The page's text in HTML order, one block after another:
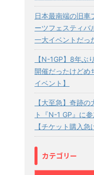
日本最南端の旧車
ーツフェスティ
一大イベントだっ
【N-1GP】8年ぶ
開催だったけどめ
イベント】
【大至急】奇跡
ト『N-1 GP』に
【チケット購入急
カテゴリー